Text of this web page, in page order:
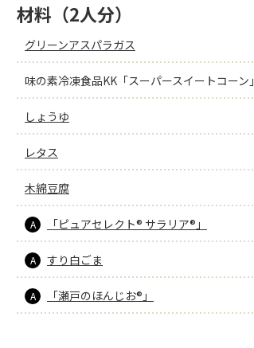
材料（2人分）
グリーンアスパラガス
味の素冷凍食品KK「スーパースイートコーン」
しょうゆ
レタス
木綿豆腐
A 「ピュアセレクト® サラリア®」
A すり白ごま
A 「瀬戸のほんじお®」